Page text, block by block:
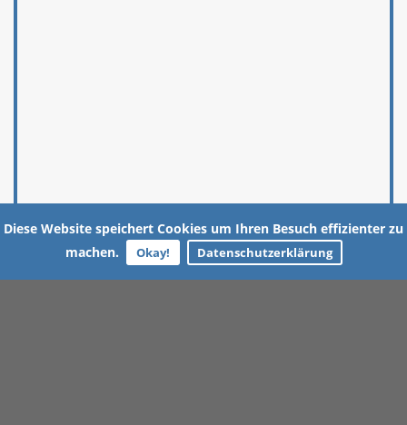
Diese Website speichert Cookies um Ihren Besuch effizienter zu
machen.
Okay! Datenschutzerklärung